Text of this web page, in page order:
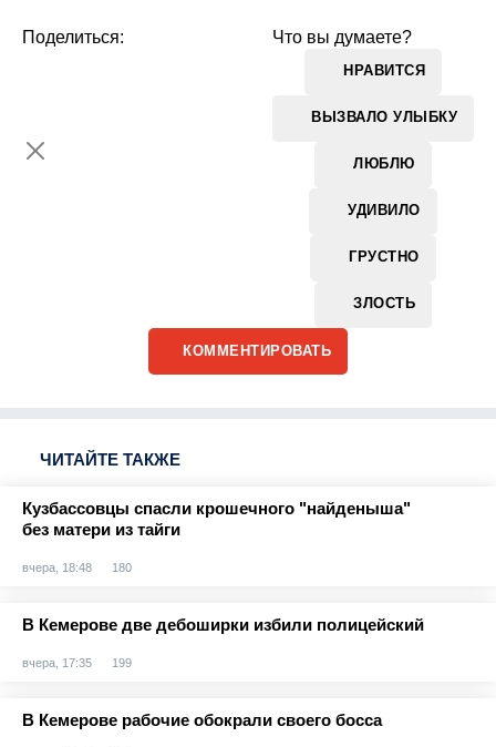
Что вы думаете?
НРАВИТСЯ
ВЫЗВАЛО УЛЫБКУ
ЛЮБЛЮ
УДИВИЛО
ГРУСТНО
ЗЛОСТЬ
Поделиться:
КОММЕНТИРОВАТЬ
ЧИТАЙТЕ ТАКЖЕ
Кузбассовцы спасли крошечного "найденыша"
без матери из тайги
вчера, 18:48 180
В Кемерове две дебоширки избили полицейский
вчера, 17:35 199
В Кемерове рабочие обокрали своего босса